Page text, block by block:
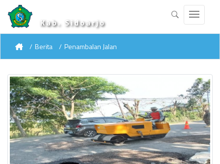
Kab. Sidoarjo
Berita Penambalan Jalan